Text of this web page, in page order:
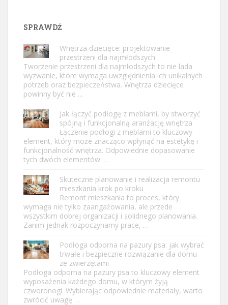
SPRAWDŹ
Wnętrza dziecięce: projektowanie
przestrzeni dla najmłodszych
Tworzenie przestrzeni dla najmłodszych to nie lada
wyzwanie, które wymaga uwzględnienia ich unikalnych
potrzeb oraz bezpieczeństwa. Wnętrza dziecięce
powinny być nie …
Jak łączyć podłogę z meblami, by stworzyć
spójną i funkcjonalną aranżację wnętrza
Łączenie podłogi z meblami to kluczowy
element, który może znacząco wpłynąć na estetykę i
funkcjonalność wnętrza. Odpowiednie dopasowanie
tych dwóch elementów …
Skuteczne planowanie i realizacja remontu
mieszkania krok po kroku
Remont mieszkania to proces, który
wymaga nie tylko zaangażowania, ale przede
wszystkim dobrej organizacji i solidnego planowania.
Zanim jednak rozpoczynamy prace, …
Podłoga odporna na pazury psa: jak wybrać
trwałe i bezpieczne rozwiązanie dla domu
ze zwierzętami
Podłoga odporna na pazury psa to kluczowy element
wyposażenia każdego domu, w którym żyją
czworonogi. Wybierając odpowiednie materiały, warto
zwrócić uwagę …